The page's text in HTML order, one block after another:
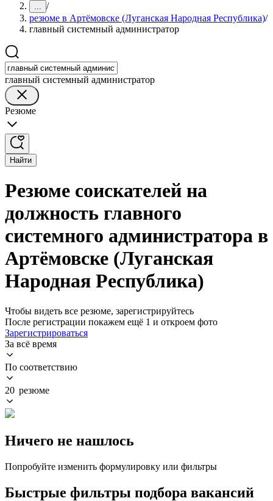
... /
резюме в Артёмовске (Луганская Народная Республика)/
главный системный администратор
главный системный администратор
Резюме
Найти
Резюме соискателей на
должность главного
системного администратора в
Артёмовске (Луганская
Народная Республика)
Чтобы видеть все резюме, зарегистрируйтесь
После регистрации покажем ещё 1 и откроем фото
Зарегистрироваться
За всё время
По соответствию
20 резюме
Ничего не нашлось
Попробуйте изменить формулировку или фильтры
Быстрые фильтры подбора вакансий